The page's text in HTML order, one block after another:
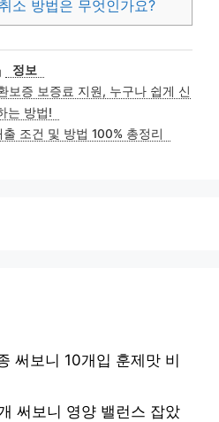
소 방법은 무엇인가요?
카
테
고
리
정보
보증 보증료 지원, 누구나 쉽게 신
는 방법!
조건 및 방법 100% 총정리
써보니 10개입 훈제맛 비
써보니 영양 밸런스 잡았